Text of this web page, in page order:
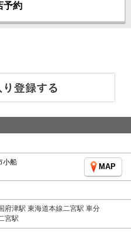
予約
小船
MAP
府津駅 東海道本線二宮駅 車分
宮駅